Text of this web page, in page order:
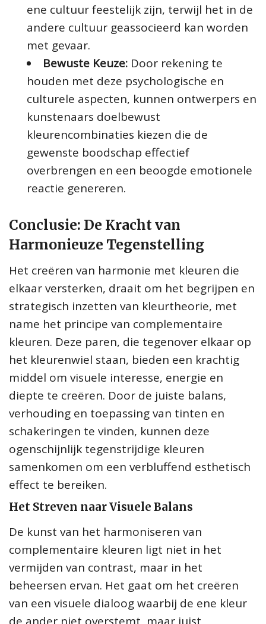
ene cultuur feestelijk zijn, terwijl het in de
andere cultuur geassocieerd kan worden
met gevaar.
Bewuste Keuze: Door rekening te
houden met deze psychologische en
culturele aspecten, kunnen ontwerpers en
kunstenaars doelbewust
kleurencombinaties kiezen die de
gewenste boodschap effectief
overbrengen en een beoogde emotionele
reactie genereren.
Conclusie: De Kracht van
Harmonieuze Tegenstelling
Het creëren van harmonie met kleuren die
elkaar versterken, draait om het begrijpen en
strategisch inzetten van kleurtheorie, met
name het principe van complementaire
kleuren. Deze paren, die tegenover elkaar op
het kleurenwiel staan, bieden een krachtig
middel om visuele interesse, energie en
diepte te creëren. Door de juiste balans,
verhouding en toepassing van tinten en
schakeringen te vinden, kunnen deze
ogenschijnlijk tegenstrijdige kleuren
samenkomen om een verbluffend esthetisch
effect te bereiken.
Het Streven naar Visuele Balans
De kunst van het harmoniseren van
complementaire kleuren ligt niet in het
vermijden van contrast, maar in het
beheersen ervan. Het gaat om het creëren
van een visuele dialoog waarbij de ene kleur
de ander niet overstemt, maar juist